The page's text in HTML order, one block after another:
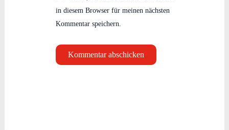
in diesem Browser für meinen nächsten
Kommentar speichern.